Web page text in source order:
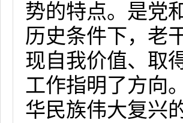
势的特点。是党
历史条件下，老
现自我价值、取
工作指明了方向
华民族伟大复兴